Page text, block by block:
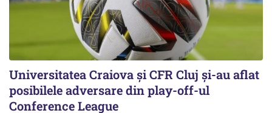
Universitatea Craiova și CFR Cluj și-au aflat
posibilele adversare din play-off-ul
Conference League